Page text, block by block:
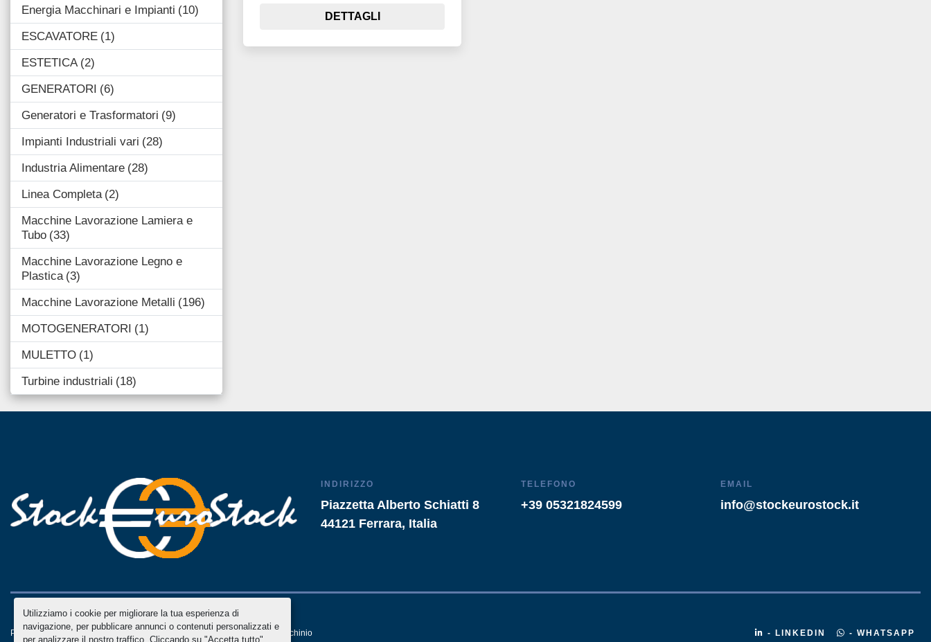
Utilizziamo i cookie per migliorare la tua esperienza di
navigazione, per pubblicare annunci o contenuti personalizzati e
per analizzare il nostro traffico. Cliccando su "Accetta tutto",
Energia Macchinari e Impianti
10
ESCAVATORE 1
ESTETICA 2
GENERATORI 6
Generatori e Trasformatori 9
Impianti Industriali vari 28
Industria Alimentare 28
Linea Completa 2
Macchine Lavorazione Lamiera e
Tubo 33
Macchine Lavorazione Legno e
Plastica 3
Macchine Lavorazione Metalli
196
MOTOGENERATORI
1
MULETTO 1
Turbine industriali
18
DETTAGLI
INDIRIZZO
Piazzetta Alberto Schiatti 8
44121 Ferrara, Italia
TELEFONO
+39 05321824599
EMAIL
info@stockeurostock.it
Personalizza le preferenze sui Cookies Machinio Systemsito web diMachinio - LINKEDIN - WHATSAPP